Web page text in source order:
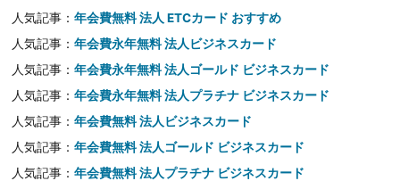
人気記事：年会費無料 法人 ETCカード おすすめ
人気記事：年会費永年無料 法人ビジネスカード
人気記事：年会費永年無料 法人ゴールド ビジネスカード
人気記事：年会費永年無料 法人プラチナ ビジネスカード
人気記事：年会費無料 法人ビジネスカード
人気記事：年会費無料 法人ゴールド ビジネスカード
人気記事：年会費無料 法人プラチナ ビジネスカード